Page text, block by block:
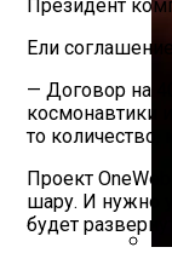
Президент
Ели
— Договор на
космонавтики
то количество,
Проект
шару. И нужно
будет